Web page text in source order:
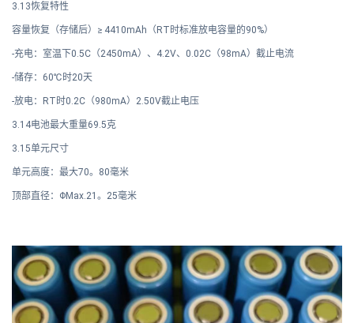
3.13恢复特性
容量恢复（存储后）≥ 4410mAh （RT时标准放电容量的90%）
-充电：室温下0.5C（2450mA）、4.2V、0.02C（98mA）截止电流
-储存：60℃时20天
-放电：RT时0.2C（980mA）2.50V截止电压
3.14电池最大重量69.5克
3.15单元尺寸
单元高度：最大70。80毫米
顶部直径：ΦMax.21。25毫米